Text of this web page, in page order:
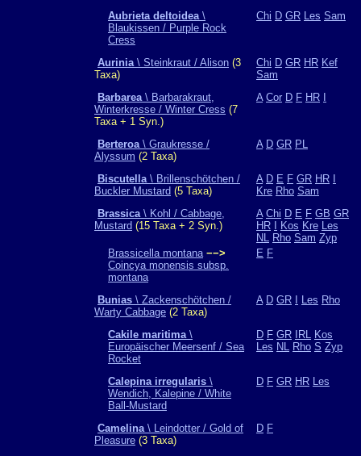
Aubrieta deltoidea\
Blaukissen / Purple Rock
Cress
Chi D GR Les Sam
Aurinia\ Steinkraut / Alison (3
Taxa)
Chi D GR HR Kef
Sam
Barbarea\ Barbarakraut,
Winterkresse / Winter Cress (7
Taxa + 1 Syn.)
A Cor D F HR
Berteroa\ Graukresse /
Alyssum (2 Taxa)
A D GR PL
Biscutella\ Brillenschötchen /
Buckler Mustard (5 Taxa)
A D E F GR HR
Kre Rho Sam
Brassica\ Kohl / Cabbage,
Mustard (15 Taxa + 2 Syn.)
A Chi D E F GB GR
HR
Kos Kre Les
NL Rho Sam Zyp
Brassicella montana −−>
Coincya monensis subsp.
montana
E F
Bunias \ Zackenschötchen /
Warty Cabbage (2 Taxa)
A D GR Les Rho
Cakile maritima\
Europäischer Meersenf / Sea
Rocket
D F GR IRL Kos
Les NL Rho S Zyp
Calepina irregularis \
Wendich, Kalepine / White
Ball-Mustard
D F GR HR Les
Camelina\ Leindotter / Gold of
Pleasure (3 Taxa)
D F